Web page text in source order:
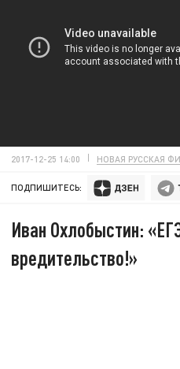
2017-12-25 14:00 НОВАЯ РУССКАЯ
ПОДПИШИТЕСЬ:
Иван Охлобыстин:
вредительство!»